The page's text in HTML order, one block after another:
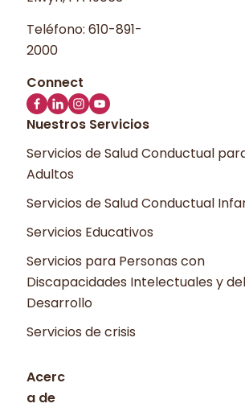
Teléfono: 610-891-
2000
Nuestros Servicios
Servicios de Salud Conductual
Adultos
Servicios de Salud Conductual
Servicios Educativos
Servicios para Personas con
Discapacidades Intelectuales y del
Desarrollo
Servicios de crisis
Acerc
a de